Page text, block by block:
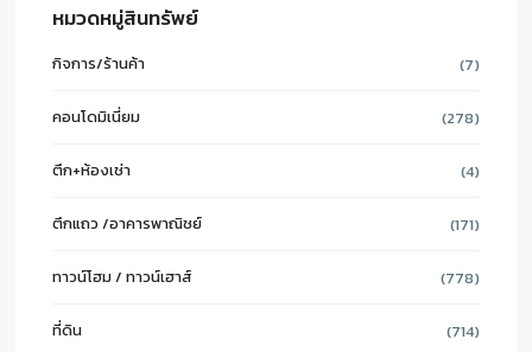
หมวดหมู่สินทรัพย์
กิจการ/ร้านค้า (7)
คอนโดมิเนี่ยม (278)
ตึก+ห้องเช่า (4)
ตึกแถว /อาคารพาณิชย์ (171)
ทาวน์โฮม / ทาวน์เฮาส์ (778)
ที่ดิน (714)